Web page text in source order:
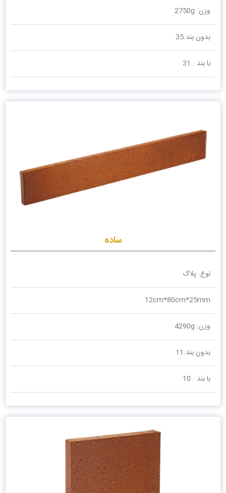
وزن: 2750g
بدون بند:35
با بند : 31
ساده
نوع: پلاک
12cm*80cm*25mm
وزن: 4290g
بدون بند:11
با بند : 10